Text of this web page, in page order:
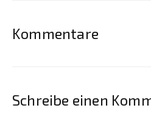
Kommentare
Schreibe einen